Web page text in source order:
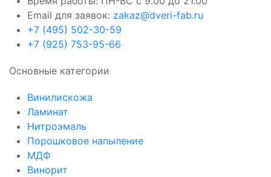
Email для заявок: zakaz@dveri-fab.ru
+7 (495) 502-30-59
+7 (925) 753-95-66
Основные категории
Винилискожа
Ламинат
Нитроэмаль
Порошковое напыление
МДФ
Винорит